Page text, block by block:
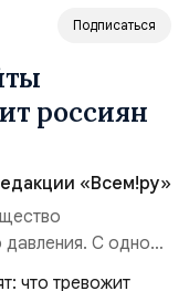
Подписаться
россиян
«Всем!ру»
давления. С одной
первой